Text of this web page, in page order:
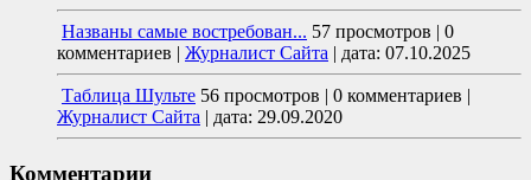
Названы самые востребован... 57 просмотров | 0
комментариев | Журналист Сайта | дата: 07.10.2025
Таблица Шульте 56 просмотров | 0 комментариев |
Журналист Сайта | дата: 29.09.2020
Комментарии